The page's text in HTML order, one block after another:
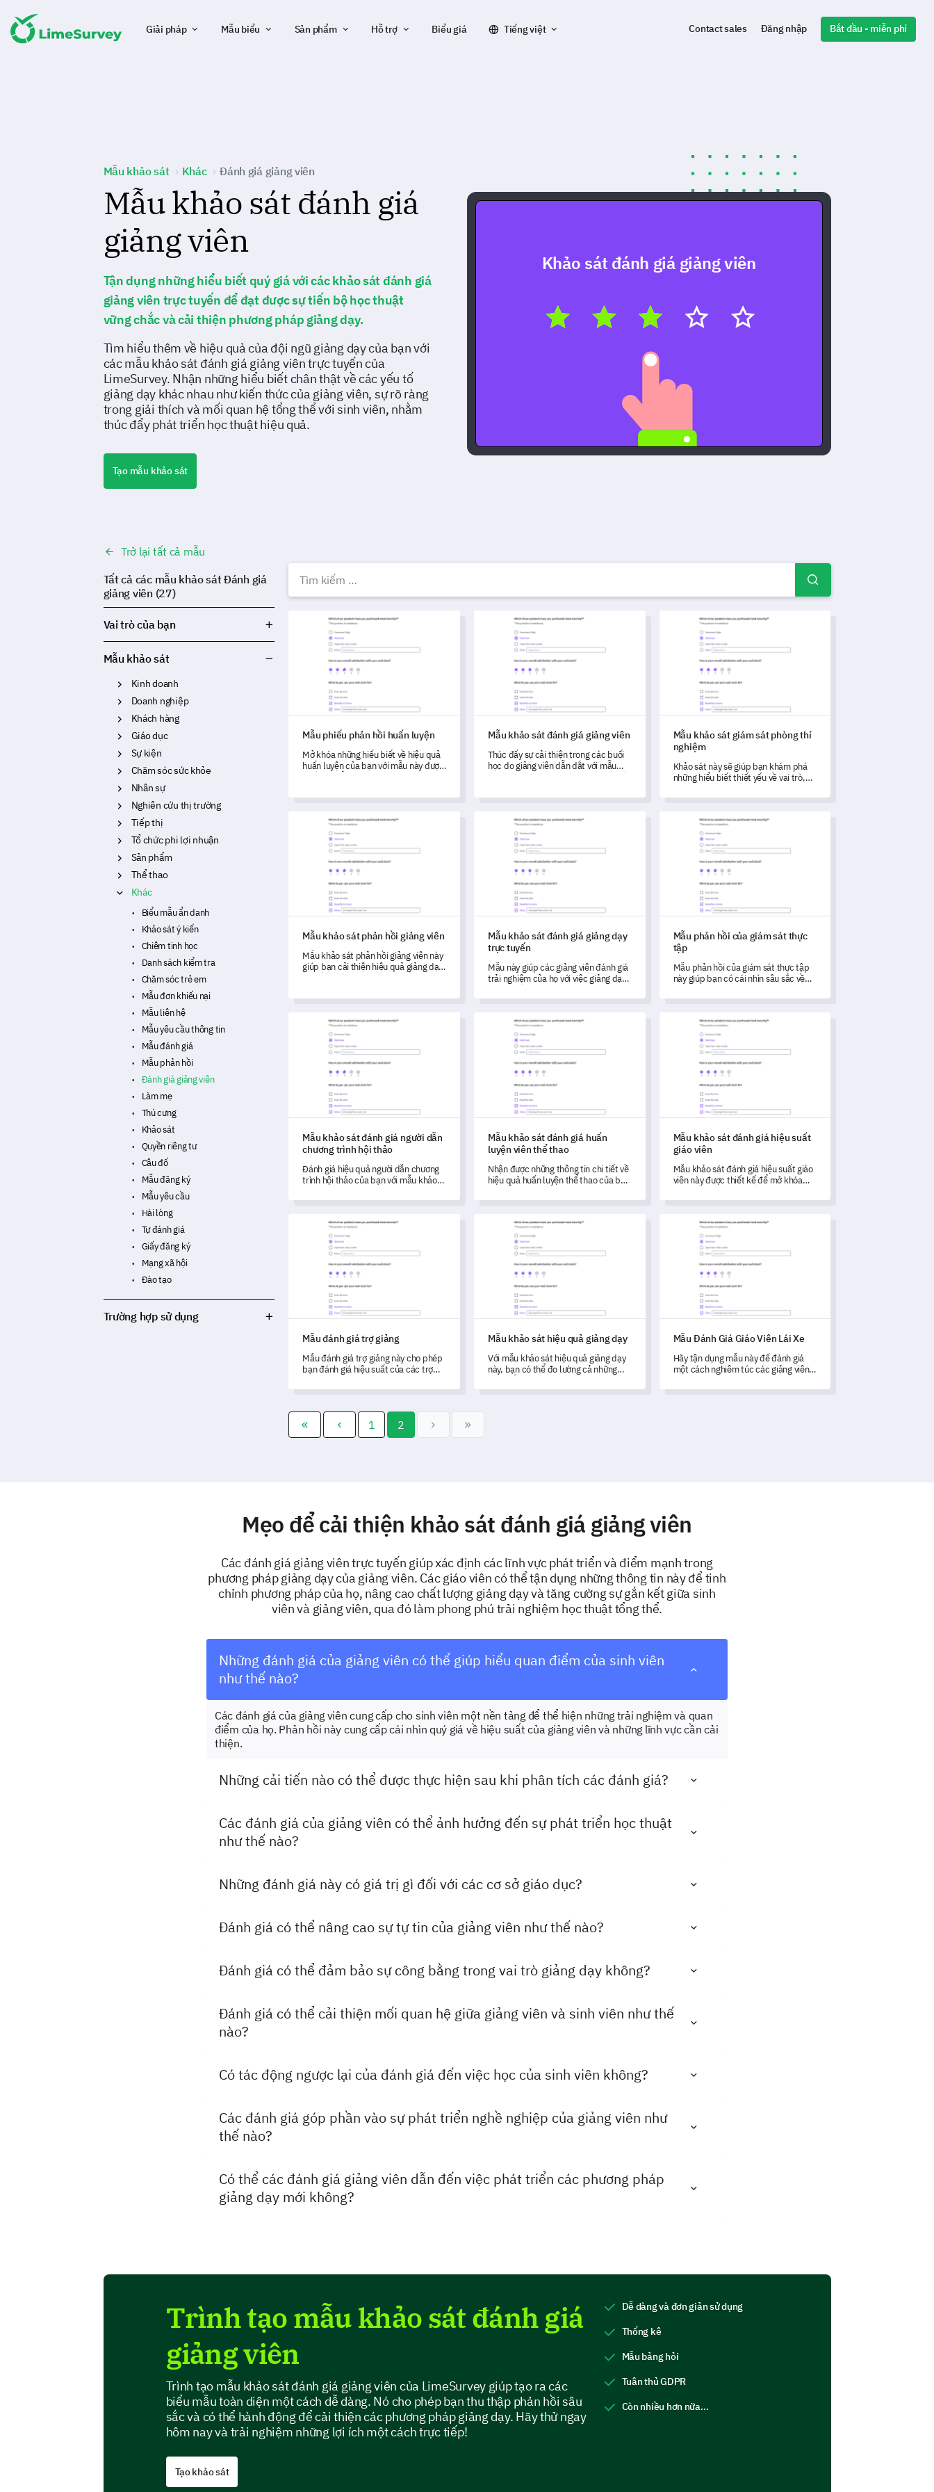
Giải pháp Mẫu biểu Sản phẩm Hỗ trợ Biểu giá Tiếng việt Contact sales Đăng nhập Bắt đầu - miễn phí
Mẫu khảo sát Khác Đánh giá giảng viên
Mẫu khảo sát đánh giá
giảng viên
Tận dụng những hiểu biết quý giá với các khảo sát đánh giá
giảng viên trực tuyến để đạt được sự tiến bộ học thuật
vững chắc và cải thiện phương pháp giảng dạy.
Tìm hiểu thêm về hiệu quả của đội ngũ giảng dạy của bạn với
các mẫu khảo sát đánh giá giảng viên trực tuyến của
LimeSurvey. Nhận những hiểu biết chân thật về các yếu tố
giảng dạy khác nhau như kiến thức của giảng viên, sự rõ ràng
trong giải thích và mối quan hệ tổng thể với sinh viên, nhằm
thúc đẩy phát triển học thuật hiệu quả.
Tạo mẫu khảo sát
Khảo sát đánh giá giảng viên
Mẫu, Ví dụ & Biểu mẫu Khảo sát Đánh giá giảng viên
Mẫu phiếu phản hồi huấn luyện
Mẫu phiếu phản hồi huấn luyện
Mở khóa những hiểu biết về hiệu quả
huấn luyện của bạn với mẫu này được
thể cải thiện.
Mẫu khảo sát đánh giá giảng viên
Mẫu khảo sát đánh giá giảng viên
Thúc đẩy sự cải thiện trong các buổi
học do giảng viên dẫn dắt với mẫu
tính liên quan của khóa học.
Mẫu khảo sát giám sát phòng thí nghiệm
Mẫu khảo sát giám sát phòng thí
nghiệm
Khảo sát này sẽ giúp bạn khám phá
những hiểu biết thiết yếu về vai trò,
giám sát viên phòng thí nghiệm, thúc
Mẫu khảo sát phản hồi giảng viên
Mẫu khảo sát phản hồi giảng viên
Mẫu khảo sát phản hồi giảng viên này
giúp bạn cải thiện hiệu quả giảng dạy
Mẫu khảo sát đánh giá giảng dạy trực tuyến
Mẫu khảo sát đánh giá giảng dạy
trực tuyến
Mẫu này giúp các giảng viên đánh giá
trải nghiệm của họ với việc giảng dạy
thức mà họ gặp phải.
Mẫu phản hồi của giám sát thực tập
Mẫu phản hồi của giám sát thực
tập
Mẫu phản hồi của giám sát thực tập
này giúp bạn có cái nhìn sâu sắc về
sát viên.
Mẫu khảo sát đánh giá người dẫn chương trình hội thảo
Mẫu khảo sát đánh giá người dẫn
chương trình hội thảo
Đánh giá hiệu quả người dẫn chương
trình hội thảo của bạn với mẫu khảo
Mẫu khảo sát đánh giá huấn luyện viên thể thao
Mẫu khảo sát đánh giá huấn
luyện viên thể thao
Nhận được những thông tin chi tiết về
hiệu quả huấn luyện thể thao của bạn
thiết kế để đánh giá hiệu suất,
Mẫu khảo sát đánh giá hiệu suất giáo viên
Mẫu khảo sát đánh giá hiệu suất
giáo viên
Mẫu khảo sát đánh giá hiệu suất giáo
viên này được thiết kế để mở khóa
giảng dạy, quản lý lớp học và phát
Mẫu đánh giá trợ giảng
Mẫu đánh giá trợ giảng
Mẫu đánh giá trợ giảng này cho phép
bạn đánh giá hiệu suất của các trợ
thông tin về hiệu quả của họ.
Mẫu khảo sát hiệu quả giảng dạy
Mẫu khảo sát hiệu quả giảng dạy
Với mẫu khảo sát hiệu quả giảng dạy
này, bạn có thể đo lường cả những
các gia sư và thu thập thông tin về
Mẫu Đánh Giá Giáo Viên Lái Xe
Mẫu Đánh Giá Giáo Viên Lái Xe
Hãy tận dụng mẫu này để đánh giá
một cách nghiêm túc các giảng viên
dịch vụ của bạn.
1 2
Trở lại tất cả mẫu
Tất cả các mẫu khảo sát Đánh giá
giảng viên (27)
Vai trò của bạn
Mẫu khảo sát
Kinh doanh
Doanh nghiệp
Khách hàng
Giáo dục
Sự kiện
Chăm sóc sức khỏe
Nhân sự
Nghiên cứu thị trường
Tiếp thị
Tổ chức phi lợi nhuận
Sản phẩm
Thể thao
Khác
Biểu mẫu ẩn danh
Khảo sát ý kiến
Chiêm tinh học
Danh sách kiểm tra
Chăm sóc trẻ em
Mẫu đơn khiếu nại
Mẫu liên hệ
Mẫu yêu cầu thông tin
Mẫu đánh giá
Mẫu phản hồi
Đánh giá giảng viên
Làm mẹ
Thú cưng
Khảo sát
Quyền riêng tư
Câu đố
Mẫu đăng ký
Mẫu yêu cầu
Hài lòng
Tự đánh giá
Giấy đăng ký
Mạng xã hội
Đào tạo
Trường hợp sử dụng
Mẹo để cải thiện khảo sát đánh giá giảng viên
Các đánh giá giảng viên trực tuyến giúp xác định các lĩnh vực phát triển và điểm mạnh trong
phương pháp giảng dạy của giảng viên. Các giáo viên có thể tận dụng những thông tin này để tinh
chỉnh phương pháp của họ, nâng cao chất lượng giảng dạy và tăng cường sự gắn kết giữa sinh
viên và giảng viên, qua đó làm phong phú trải nghiệm học thuật tổng thể.
Những đánh giá của giảng viên có thể giúp hiểu quan điểm của sinh viên
như thế nào?
Các đánh giá của giảng viên cung cấp cho sinh viên một nền tảng để thể hiện những trải nghiệm và quan
điểm của họ. Phản hồi này cung cấp cái nhìn quý giá về hiệu suất của giảng viên và những lĩnh vực cần cải
thiện.
Những cải tiến nào có thể được thực hiện sau khi phân tích các đánh giá?
Các đánh giá của giảng viên có thể ảnh hưởng đến sự phát triển học thuật
như thế nào?
Những đánh giá này có giá trị gì đối với các cơ sở giáo dục?
Đánh giá có thể nâng cao sự tự tin của giảng viên như thế nào?
Đánh giá có thể đảm bảo sự công bằng trong vai trò giảng dạy không?
Đánh giá có thể cải thiện mối quan hệ giữa giảng viên và sinh viên như thế
nào?
Có tác động ngược lại của đánh giá đến việc học của sinh viên không?
Các đánh giá góp phần vào sự phát triển nghề nghiệp của giảng viên như
thế nào?
Có thể các đánh giá giảng viên dẫn đến việc phát triển các phương pháp
giảng dạy mới không?
Trình tạo mẫu khảo sát đánh giá
giảng viên
Trình tạo mẫu khảo sát đánh giá giảng viên của LimeSurvey giúp tạo ra các
biểu mẫu toàn diện một cách dễ dàng. Nó cho phép bạn thu thập phản hồi sâu
sắc và có thể hành động để cải thiện các phương pháp giảng dạy. Hãy thử ngay
hôm nay và trải nghiệm những lợi ích một cách trực tiếp!
Tạo khảo sát
Dễ dàng và đơn giản sử dụng
Thống kê
Mẫu bảng hỏi
Tuân thủ GDPR
Còn nhiều hơn nữa…